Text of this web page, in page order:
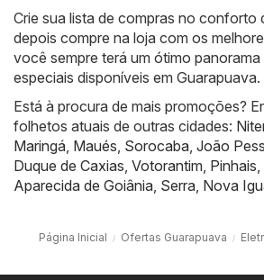
Crie sua lista de compras no conforto
depois compre na loja com os
você sempre terá um ótimo
especiais disponíveis em Guarapuava.
Está à procura de mais promoções?
folhetos atuais de outras cidades:
Maringá, Maués, Sorocaba, João
Duque de Caxias, Votorantim, Pinhais,
Aparecida de Goiânia, Serra, Nova
Página Inicial Ofertas Guarapuava